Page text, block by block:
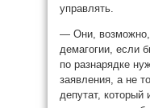
управлять.
— Они, возможно,
демагогии, если
по разнарядке
заявления, а не
депутат, который